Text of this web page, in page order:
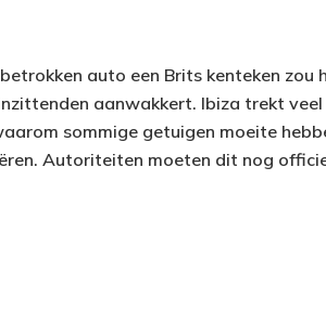
auto een Brits kenteken zou
aanwakkert. Ibiza trekt
sommige getuigen moeite
Autoriteiten moeten dit nog